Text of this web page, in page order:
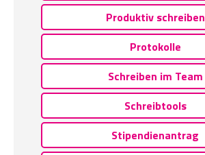
Produktiv schreiben
Protokolle
Schreiben im Team
Schreibtools
Stipendienantrag